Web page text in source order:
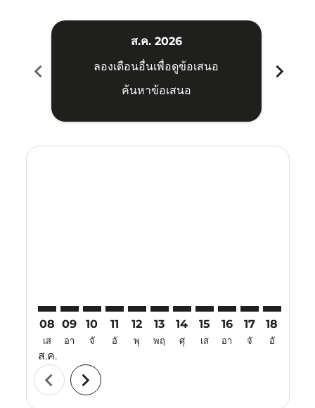
chevron_left
ส.ค. 2026
ลองเดือนอื่นเพื่อดูข้อเสนอ
ค้นหาข้อเสนอ
chevron_right
08
เส
ส.ค.
09
อา
10
จั
11
อั
12
พุ
13
พฤ
14
ศุ
15
เส
16
อา
17
จั
18
อั
chevron_left chevron_right